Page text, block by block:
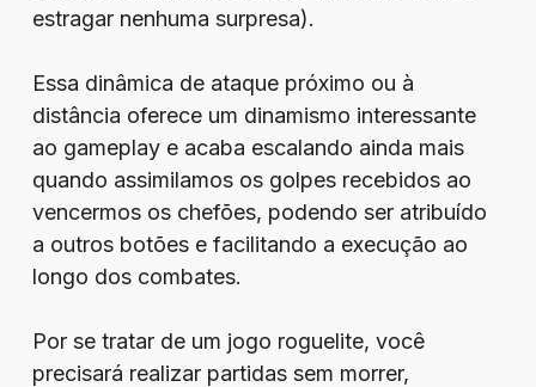
estragar nenhuma surpresa).
Essa dinâmica de ataque próximo ou à
distância oferece um dinamismo interessante
ao gameplay e acaba escalando ainda mais
quando assimilamos os golpes recebidos ao
vencermos os chefões, podendo ser atribuído
a outros botões e facilitando a execução ao
longo dos combates.
Por se tratar de um jogo roguelite, você
precisará realizar partidas sem morrer,